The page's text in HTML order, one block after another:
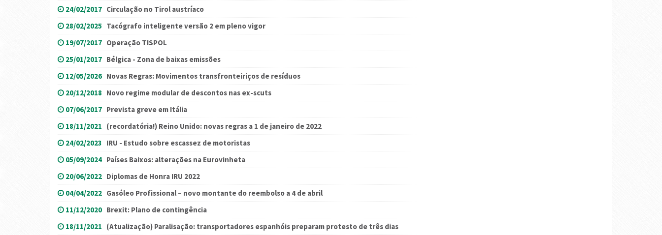
24/02/2017 Circulação no Tirol austríaco
28/02/2025 Tacógrafo inteligente versão 2 em pleno vigor
19/07/2017 Operação TISPOL
25/01/2017 Bélgica - Zona de baixas emissões
12/05/2026 Novas Regras: Movimentos transfronteiriços de resíduos
20/12/2018 Novo regime modular de descontos nas ex-scuts
07/06/2017 Prevista greve em Itália
18/11/2021 (recordatória!) Reino Unido: novas regras a 1 de janeiro de 2022
24/02/2023 IRU - Estudo sobre escassez de motoristas
05/09/2024 Países Baixos: alterações na Eurovinheta
20/06/2022 Diplomas de Honra IRU 2022
04/04/2022 Gasóleo Profissional – novo montante do reembolso a 4 de abril
11/12/2020 Brexit: Plano de contingência
18/11/2021 (Atualização) Paralisação: transportadores espanhóis preparam protesto de três dias